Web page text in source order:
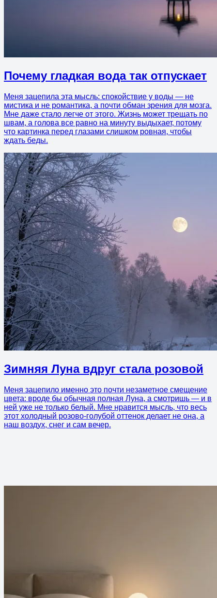
Почему гладкая вода так отпускает
Меня зацепила эта мысль: спокойствие у воды — не
мистика и не романтика, а почти обман зрения для мозга.
Мне даже стало легче от этого. Жизнь может трещать по
швам, а голова все равно на минуту выдыхает, потому
что картинка перед глазами слишком ровная, чтобы
ждать беды.
Зимняя Луна вдруг стала розовой
Меня зацепило именно это почти незаметное смещение
цвета: вроде бы обычная полная Луна, а смотришь — и в
ней уже не только белый. Мне нравится мысль, что весь
этот холодный розово-голубой оттенок делает не она, а
наш воздух, снег и сам вечер.